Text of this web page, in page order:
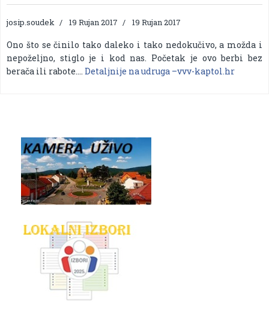
josip.soudek 19 Rujan 2017 19 Rujan 2017
Ono što se činilo tako daleko i tako nedokučivo, a možda i
nepoželjno, stiglo je i kod nas. Početak je ovo berbi bez
berača ili rabote…. Detaljnije na udruga –vvv-kaptol.hr